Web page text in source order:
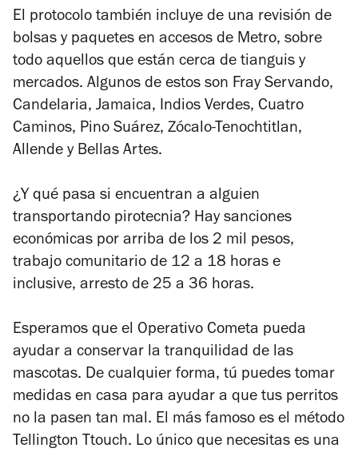
El protocolo también incluye de una revisión de
bolsas y paquetes en accesos de Metro, sobre
todo aquellos que están cerca de tianguis y
mercados. Algunos de estos son Fray Servando,
Candelaria, Jamaica, Indios Verdes, Cuatro
Caminos, Pino Suárez, Zócalo-Tenochtitlan,
Allende y Bellas Artes.
¿Y qué pasa si encuentran a alguien
transportando pirotecnia? Hay sanciones
económicas por arriba de los 2 mil pesos,
trabajo comunitario de 12 a 18 horas e
inclusive, arresto de 25 a 36 horas.
Esperamos que el Operativo Cometa pueda
ayudar a conservar la tranquilidad de las
mascotas. De cualquier forma, tú puedes tomar
medidas en casa para ayudar a que tus perritos
no la pasen tan mal. El más famoso es el método
Tellington Ttouch. Lo único que necesitas es una